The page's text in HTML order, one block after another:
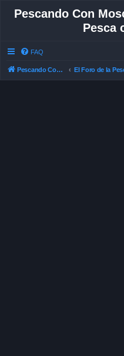
Pescando Con
Pesca
FAQ
Pescando Con Mosca